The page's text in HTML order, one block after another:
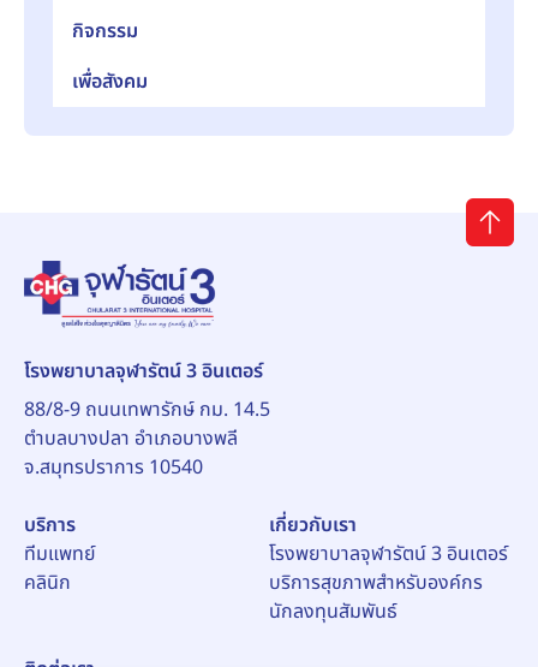
กิจกรรม
เพื่อสังคม
โรงพยาบาลจุฬารัตน์ 3 อินเตอร์
88/8-9 ถนนเทพารักษ์ กม. 14.5
ตำบลบางปลา อำเภอบางพลี
จ.สมุทรปราการ 10540
บริการ
ทีมแพทย์
คลินิก
เกี่ยวกับเรา
โรงพยาบาลจุฬารัตน์ 3 อินเตอร์
บริการสุขภาพสำหรับองค์กร
นักลงทุนสัมพันธ์